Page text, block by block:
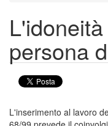
persona
L'inserimento al lavoro